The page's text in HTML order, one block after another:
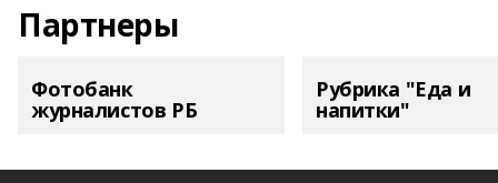
Партнеры
Фотобанк
журналистов РБ
Рубрика "Еда и
напитки"